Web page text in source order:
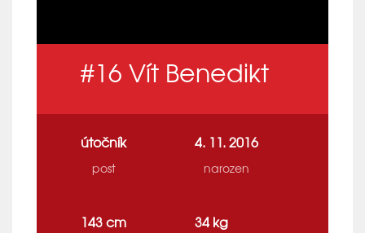
#16 Vít Benedikt
útočník
post
4. 11. 2016
narozen
143 cm 34 kg